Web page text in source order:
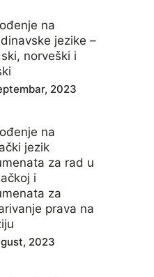
na
jezike –
norveški i
2023
na
jezik
za rad u
i
za
prava na
2023